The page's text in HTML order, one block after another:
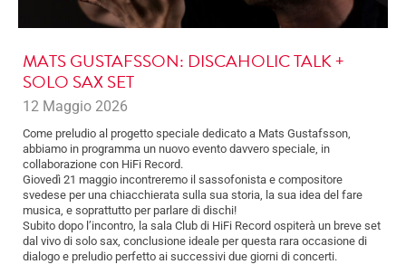
MATS GUSTAFSSON: DISCAHOLIC TALK +
SOLO SAX SET
12 Maggio 2026
Come preludio al progetto speciale dedicato a Mats Gustafsson,
abbiamo in programma un nuovo evento davvero speciale, in
collaborazione con HiFi Record.
Giovedì 21 maggio incontreremo il sassofonista e compositore
svedese per una chiacchierata sulla sua storia, la sua idea del fare
musica, e soprattutto per parlare di dischi!
Subito dopo l’incontro, la sala Club di HiFi Record ospiterà un breve set
dal vivo di solo sax, conclusione ideale per questa rara occasione di
dialogo e preludio perfetto ai successivi due giorni di concerti.